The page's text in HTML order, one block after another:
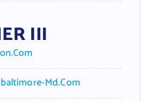
III
Md.com